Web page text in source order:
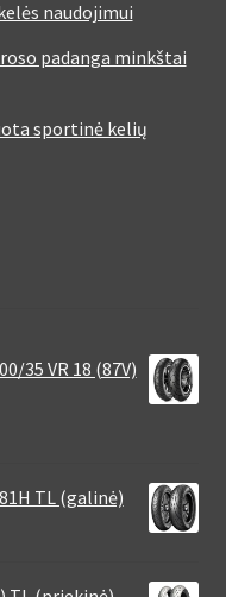
naudojimui
padanga minkštai
sportinė kelių
35 VR 18 (87V)
TL (galinė)